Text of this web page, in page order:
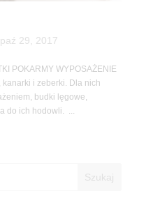
paź 29, 2017
WYPOSAŻENIE
i zeberki. Dla nich
budki lęgowe,
do ich hodowli. ...